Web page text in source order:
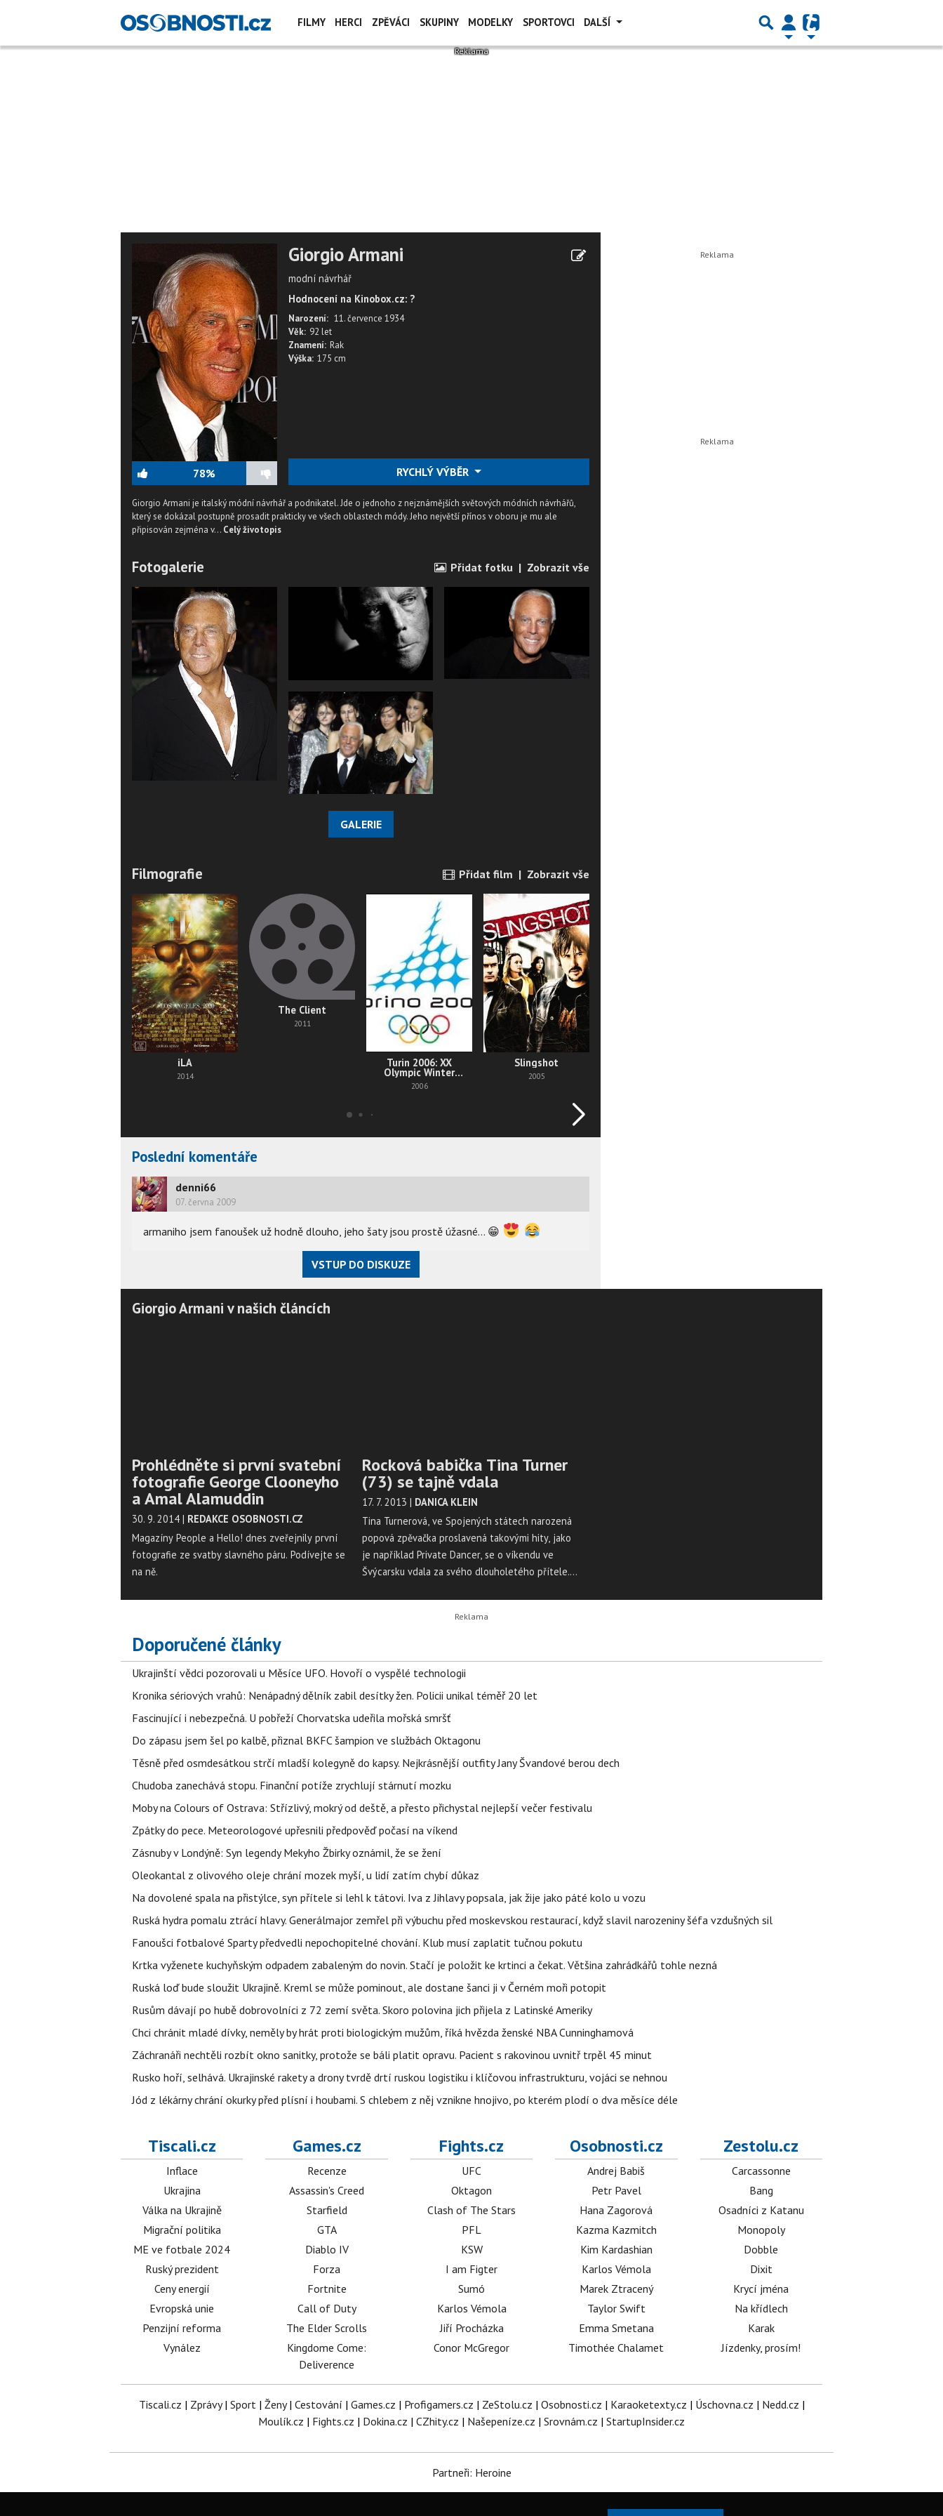
FILMY HERCI ZPĚVÁCI SKUPINY MODELKY SPORTOVCI DALŠÍ
78%
Giorgio Armani
modní návrhář
Hodnocení na Kinobox.cz: ?
Narození: 11. července 1934
Věk: 92 let
Znamení: Rak
Výška: 175 cm
RYCHLÝ VÝBĚR
Giorgio Armani je italský módní návrhář a podnikatel. Jde o jednoho z nejznámějších světových módních návrhářů,
který se dokázal postupně prosadit prakticky ve všech oblastech módy. Jeho největší přínos v oboru je mu ale
připisován zejména v... Celý životopis
Fotogalerie Přidat fotku | Zobrazit vše
GALERIE
Filmografie Přidat film | Zobrazit vše
iLA
2014
The Client
2011
Turin 2006: XX
Olympic Winter
Games
2006
Slingshot
2005
Poslední komentáře
denni66
07. června 2009
armaniho jsem fanoušek už hodně dlouho, jeho šaty jsou prostě úžasné... 😁
VSTUP DO DISKUZE
Giorgio Armani v našich článcích
Prohlédněte si první svatební
fotografie George Clooneyho
a Amal Alamuddin
30. 9. 2014 | REDAKCE OSOBNOSTI.CZ
Magazíny People a Hello! dnes zveřejnily první
fotografie ze svatby slavného páru. Podívejte se
na ně.
Rocková babička Tina Turner
(73) se tajně vdala
17. 7. 2013 | DANICA KLEIN
Tina Turnerová, ve Spojených státech narozená
popová zpěvačka proslavená takovými hity, jako
je například Private Dancer, se o víkendu ve
Švýcarsku vdala za svého dlouholetého přítele.
buddhistickou ceremonii.
Doporučené články
Ukrajinští vědci pozorovali u Měsíce UFO. Hovoří o vyspělé technologii
Kronika sériových vrahů: Nenápadný dělník zabil desítky žen. Policii unikal téměř 20 let
Fascinující i nebezpečná. U pobřeží Chorvatska udeřila mořská smršť
Do zápasu jsem šel po kalbě, přiznal BKFC šampion ve službách Oktagonu
Těsně před osmdesátkou strčí mladší kolegyně do kapsy. Nejkrásnější outfity Jany Švandové berou dech
Chudoba zanechává stopu. Finanční potíže zrychlují stárnutí mozku
Moby na Colours of Ostrava: Střízlivý, mokrý od deště, a přesto přichystal nejlepší večer festivalu
Zpátky do pece. Meteorologové upřesnili předpověď počasí na víkend
Zásnuby v Londýně: Syn legendy Mekyho Žbirky oznámil, že se žení
Oleokantal z olivového oleje chrání mozek myší, u lidí zatím chybí důkaz
Na dovolené spala na přistýlce, syn přítele si lehl k tátovi. Iva z Jihlavy popsala, jak žije jako páté kolo u vozu
Ruská hydra pomalu ztrácí hlavy. Generálmajor zemřel při výbuchu před moskevskou restaurací, když slavil narozeniny šéfa vzdušných sil
Fanoušci fotbalové Sparty předvedli nepochopitelné chování. Klub musí zaplatit tučnou pokutu
Krtka vyženete kuchyňským odpadem zabaleným do novin. Stačí je položit ke krtinci a čekat. Většina zahrádkářů tohle nezná
Ruská loď bude sloužit Ukrajině. Kreml se může pominout, ale dostane šanci ji v Černém moři potopit
Rusům dávají po hubě dobrovolníci z 72 zemí světa. Skoro polovina jich přijela z Latinské Ameriky
Chci chránit mladé dívky, neměly by hrát proti biologickým mužům, říká hvězda ženské NBA Cunninghamová
Záchranáři nechtěli rozbít okno sanitky, protože se báli platit opravu. Pacient s rakovinou uvnitř trpěl 45 minut
Rusko hoří, selhává. Ukrajinské rakety a drony tvrdě drtí ruskou logistiku i klíčovou infrastrukturu, vojáci se nehnou
Jód z lékárny chrání okurky před plísní i houbami. S chlebem z něj vznikne hnojivo, po kterém plodí o dva měsíce déle
Tiscali.cz
Inflace
Ukrajina
Válka na Ukrajině
Migrační politika
ME ve fotbale 2024
Ruský prezident
Ceny energií
Evropská unie
Penzijní reforma
Vynález
Games.cz
Recenze
Assassin's Creed
Starfield
GTA
Diablo IV
Forza
Fortnite
Call of Duty
The Elder Scrolls
Kingdome Come:
Deliverence
Fights.cz
UFC
Oktagon
Clash of The Stars
PFL
KSW
I am Figter
Sumó
Karlos Vémola
Jiří Procházka
Conor McGregor
Osobnosti.cz
Andrej Babiš
Petr Pavel
Hana Zagorová
Kazma Kazmitch
Kim Kardashian
Karlos Vémola
Marek Ztracený
Taylor Swift
Emma Smetana
Timothée Chalamet
Zestolu.cz
Carcassonne
Bang
Osadníci z Katanu
Monopoly
Dobble
Dixit
Krycí jména
Na křídlech
Karak
Jízdenky, prosím!
Tiscali.cz | Zprávy| Sport| Ženy| Cestování | Games.cz | Profigamers.cz | ZeStolu.cz | Osobnosti.cz | Karaoketexty.cz | Úschovna.cz | Nedd.cz |
Moulík.cz | Fights.cz | Dokina.cz | CZhity.cz | Našepeníze.cz | Srovnám.cz | StartupInsider.cz
Partneři: Heroine